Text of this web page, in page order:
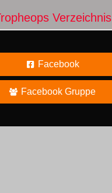
Verzeichnis
Facebook
Facebook Gruppe